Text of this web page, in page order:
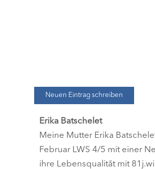
Erika Batschelet
Meine Mutter Erika
Februar LWS 4/5 mit einer
ihre Lebensqualitãt mit